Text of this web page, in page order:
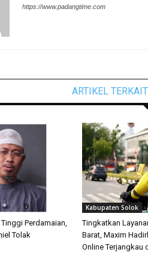
https://www.padangtime.com
ARTIKEL TERKAIT
Perdamaian,
Tolak
Kabupaten Solok
Tingkatkan
Barat, Maxim
Online Terjangkau